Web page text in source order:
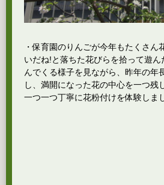
・保育園のりんごが今年もたくさん
いだね!と落ちた花びらを拾って遊
んでくる様子を見ながら、昨年の年
し、満開になった花の中心を一つ残
一つ一つ丁寧に花粉付けを体験しま